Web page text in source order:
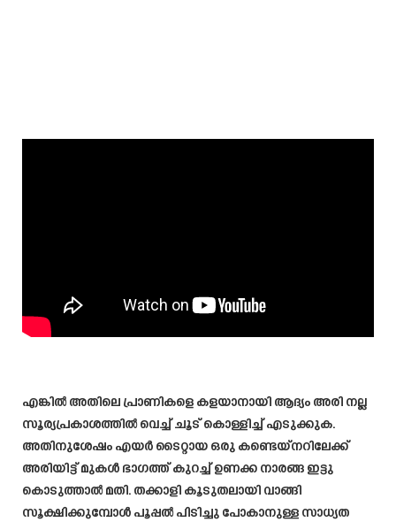
എങ്കിൽ അതിലെ പ്രാണികളെ കളയാനായി ആദ്യം അരി നല്ല
സൂര്യപ്രകാശത്തിൽ വെച്ച് ചൂട് കൊള്ളിച്ച് എടുക്കുക.
അതിനുശേഷം എയർ ടൈറ്റായ ഒരു കണ്ടെയ്നറിലേക്ക്
അരിയിട്ട് മുകൾ ഭാഗത്ത് കുറച്ച് ഉണക്ക നാരങ്ങ ഇട്ടു
കൊടുത്താൽ മതി. തക്കാളി കൂടുതലായി വാങ്ങി
സൂക്ഷിക്കുമ്പോൾ പൂപ്പൽ പിടിച്ചു പോകാനുള്ള സാധ്യത